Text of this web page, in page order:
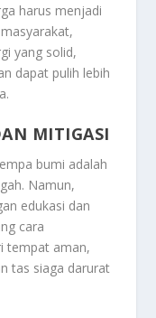
harus menjadi
yang solid,
dapat pulih lebih
MITIGASI
bumi adalah
Namun,
edukasi dan
cara
tempat aman,
tas siaga darurat